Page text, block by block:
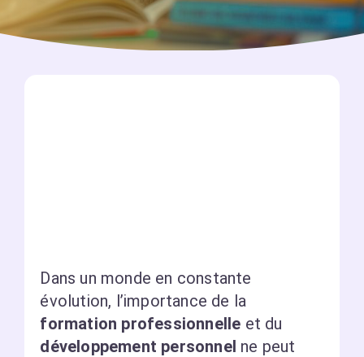
Dans un monde en constante
évolution, l’importance de la
formation professionnelle et du
développement personnel ne peut